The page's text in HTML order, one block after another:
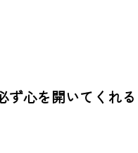
心を開いてくれる